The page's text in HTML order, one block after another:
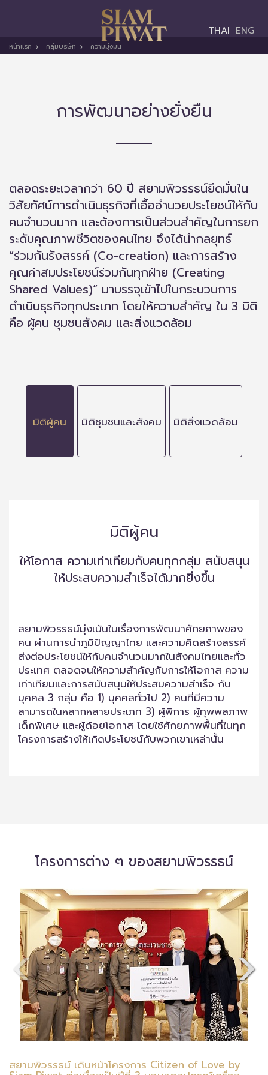
THAI ENG
หน้าแรก กลุ่มบริษัท ความมุ่งมั่น
การพัฒนาอย่างยั่งยืน
ตลอดระยะเวลากว่า 60 ปี สยามพิวรรธน์ยึดมั่นใน
วิสัยทัศน์การดำเนินธุรกิจที่เอื้ออำนวยประโยชน์ให้กับ
คนจำนวนมาก และต้องการเป็นส่วนสำคัญในการยก
ระดับคุณภาพชีวิตของคนไทย จึงได้นำกลยุทธ์
“ร่วมกันรังสรรค์ (Co-creation) และการสร้าง
คุณค่าสมประโยชน์ร่วมกันทุกฝ่าย (Creating
Shared Values)” มาบรรจุเข้าไปในกระบวนการ
ดำเนินธุรกิจทุกประเภท โดยให้ความสำคัญ ใน 3 มิติ
คือ ผู้คน ชุมชนสังคม และสิ่งแวดล้อม
มิติผู้คน มิติชุมชนและสังคม มิติสิ่งแวดล้อม
มิติผู้คน
ให้โอกาส ความเท่าเทียมกับคนทุกกลุ่ม สนับสนุน
ให้ประสบความสำเร็จได้มากยิ่งขึ้น
สยามพิวรรธน์มุ่งเน้นในเรื่องการพัฒนาศักยภาพของ
คน ผ่านการนำภูมิปัญญาไทย และความคิดสร้างสรรค์
ส่งต่อประโยชน์ให้กับคนจำนวนมากในสังคมไทยและทั่ว
ประเทศ ตลอดจนให้ความสำคัญกับการให้โอกาส ความ
เท่าเทียมและการสนับสนุนให้ประสบความสำเร็จ กับ
บุคคล 3 กลุ่ม คือ 1) บุคคลทั่วไป 2) คนที่มีความ
สามารถในหลากหลายประเภท 3) ผู้พิการ ผู้ทุพพลภาพ
เด็กพิเศษ และผู้ด้อยโอกาส โดยใช้ศักยภาพพื้นที่ในทุก
โครงการสร้างให้เกิดประโยชน์กับพวกเขาเหล่านั้น
โครงการต่าง ๆ ของสยามพิวรรธน์
สยามพิวรรธน์ เดินหน้าโครงการ Citizen of Love by